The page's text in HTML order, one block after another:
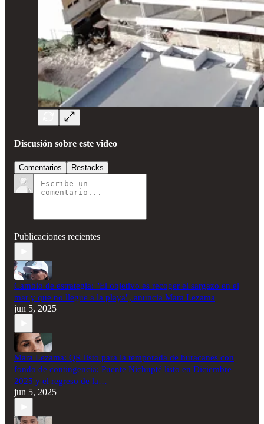
Discusión sobre este video
Comentarios Restacks
Publicaciones recientes
Cambio de estrategia: "El objetivo es recoger el sargazo en el
mar y que no llegue a la playa", anuncia Mara Lezama
jun 5, 2025
Mara Lezama: QR listo para la temporada de huracanes con
fondo de contingencia; Puente Nichupté listo en Diciembre
2025 y el regreso de la…
jun 5, 2025